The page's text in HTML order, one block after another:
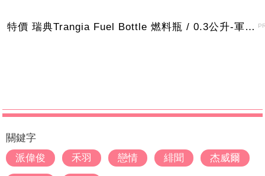
特價 瑞典Trangia Fuel Bottle 燃料瓶 / 0.3公升-軍綠色
關鍵字
派偉俊
禾羽 戀情 緋聞 杰威爾